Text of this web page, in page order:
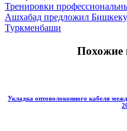
Тренировки
Ашхабад предложил Бишкеку
Туркменбаши
Похожие
Укладка оптоволоконного кабеля